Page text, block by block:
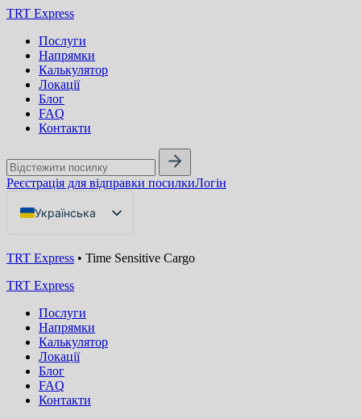
TRT Express
Послуги
Напрямки
Калькулятор
Локації
Блог
FAQ
Контакти
Реєстрація для відправки посилкиЛогін
Українська
Русский
TRT Express • Time Sensitive Cargo
TRT Express
Послуги
Напрямки
Калькулятор
Локації
Блог
FAQ
Контакти